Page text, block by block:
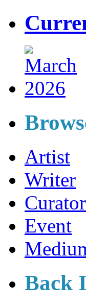
Artist
Writer
Curator
Event
Back